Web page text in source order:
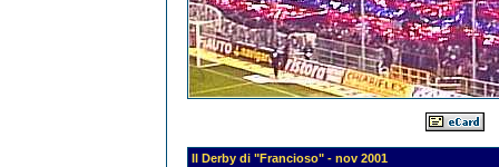
Il Derby di "Francioso" - nov 2001